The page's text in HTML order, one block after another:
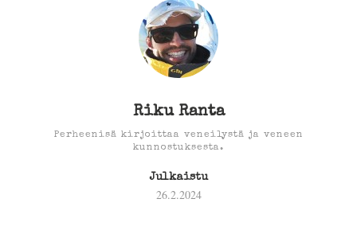
Riku Ranta
Perheenisä kirjoittaa veneilystä ja veneen
kunnostuksesta.
Julkaistu
26.2.2024